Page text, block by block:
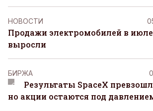
НОВОСТИ
Продажи электромобилей в июле
выросли
БИРЖА
Результаты SpaceX
но акции остаются под